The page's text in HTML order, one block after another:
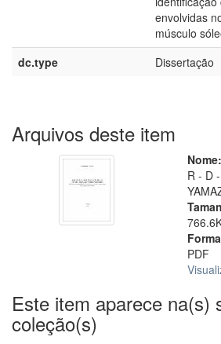
envolvidas
músculo
dc.type
Dissertação
Arquivos deste item
Nome:
R - D
PDF
Este item aparece na(s)
coleção(s)